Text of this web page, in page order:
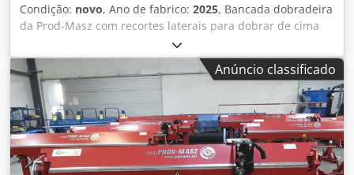
Condição: novo, Ano de fabrico: 2025, Bancada dobradeira
da Prod-Masz com recortes laterais para dobrar de cima
para baixo. Graças a ele você terminará o peitoril da sua
janela. Há um espaço para processamento curvo a uma
altura de 6 cm para cima e para baixo no projeto da
máquina. É uma moderna dobradeira de chapas metálicas
que dobra chapas metálicas em três lados. Banco de
dobra RED PLUS 2200/0.8 incluindo pedal de controle e
rolos de transporte + CUTOUT Dados técnicos: - largura
máxima de trabalho: 2200 mm - Desempenho de dobra:
Anúncio classificado